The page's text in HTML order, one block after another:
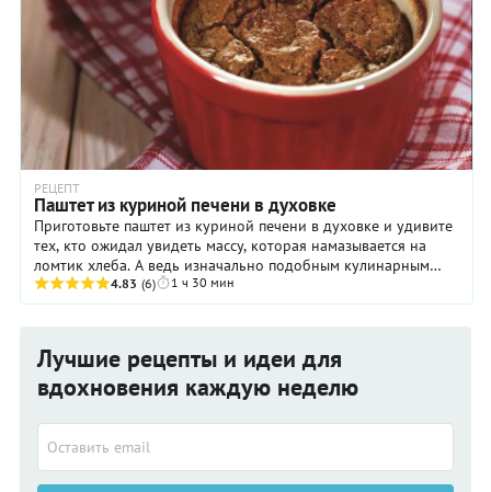
РЕЦЕПТ
Паштет из куриной печени в духовке
Приготовьте паштет из куриной печени в духовке и удивите
тех, кто ожидал увидеть массу, которая намазывается на
ломтик хлеба. А ведь изначально подобным кулинарным
термином обозначали пирог с начинкой ...
4.83 (6) 1 ч 30 мин
Лучшие рецепты и идеи для
вдохновения каждую неделю